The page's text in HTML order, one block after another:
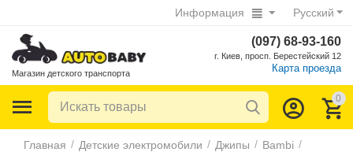
Русский
Информация
Магазин детского транспорта
(097) 68-93-160
г. Киев, просп. Берестейский 12
Карта проезда
0
Главная / Детские электромобили / Джипы / Bambi /